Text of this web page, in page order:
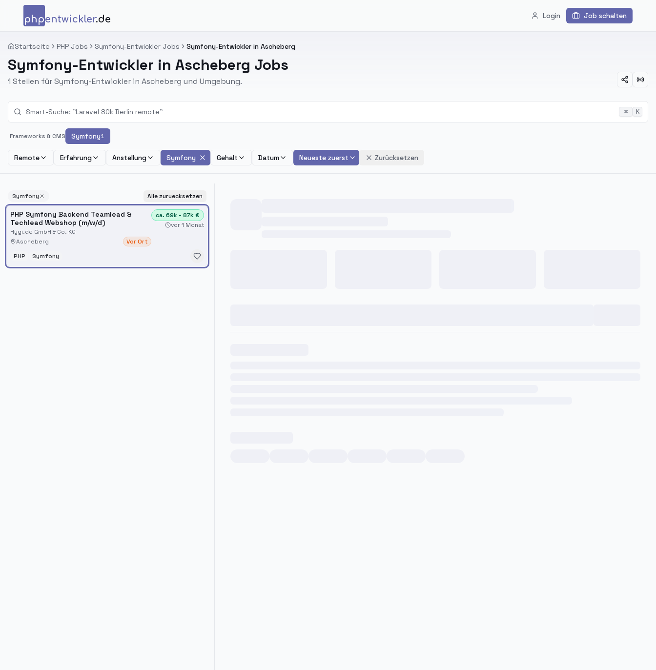
Zum Inhalt springen
phpentwickler.de Login Job schalten
Startseite PHP Jobs Symfony-Entwickler Jobs Symfony-Entwickler in Ascheberg
Symfony-Entwickler in Ascheberg Jobs
1 Stellen für Symfony-Entwickler in Ascheberg und Umgebung.
⌘ K
Frameworks & CMS Symfony1
Remote Erfahrung Anstellung Symfony Gehalt Datum Neueste zuerst Zurücksetzen
Symfony Alle zuruecksetzen
PHP Symfony Backend Teamlead &
Techlead Webshop (m/w/d)
Hygi.de GmbH & Co. KG
Ascheberg
Vor Ort
ca. 69k - 87k €
vor 1 Monat
PHP Symfony